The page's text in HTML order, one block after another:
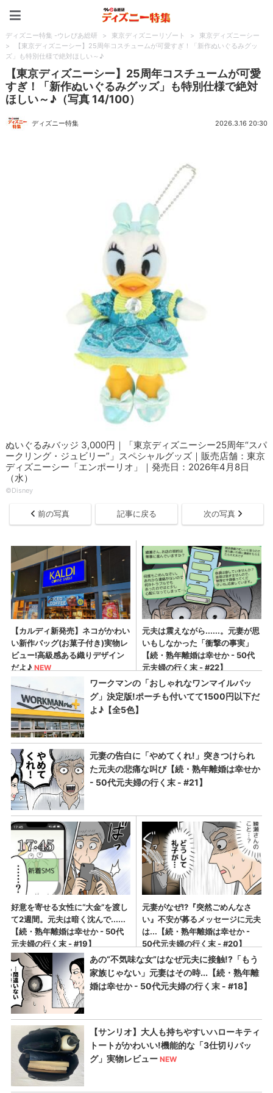
ディズニー特集 -ウレぴあ総研 > 東京ディズニーリゾート >
東京ディズニーシー
>
【東京ディズニーシー】25周年コスチュームが可愛すぎ！「新作ぬいぐるみグッ
ズ」も特別仕様で絶対ほしい～♪
【東京ディズニーシー】25周年コスチュームが可愛
すぎ！「新作ぬいぐるみグッズ」も特別仕様で絶対
ほしい～♪（写真 14/100）
ディズニー特集 2026.3.16 20:30
ぬいぐるみバッジ 3,000円｜「東京ディズニーシー25周年“スパ
ークリング・ジュビリー”」スペシャルグッズ｜販売店舗：東京
ディズニーシー「エンポーリオ」｜発売日：2026年4月8日
（水）
©Disney
前の写真 記事に戻る 次の写真